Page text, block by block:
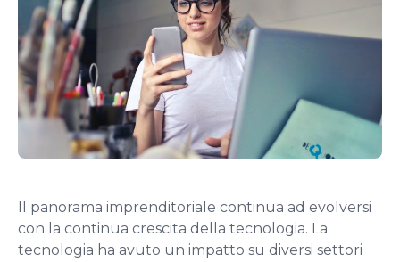
Il panorama imprenditoriale continua ad evolversi
con la continua crescita della tecnologia. La
tecnologia ha avuto un impatto su diversi settori